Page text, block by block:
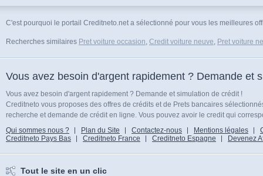
C'est pourquoi le portail Creditneto.net a sélectionné pour vous les meilleures
Recherches similaires Pret voiture occasion, Credit voiture neuve, Pret voiture
Vous avez besoin d'argent rapidement ? Demande et
Vous avez besoin d'argent rapidement ? Demande et simulation de crédit !
Creditneto vous proposes des offres de crédits et de Prets bancaires
recherche et demande de crédit en ligne. Vous pouvez avoir le credit qui
Qui sommes nous ?
Plan du Site Contactez-nous Mentions légales
Creditneto Pays Bas
Creditneto France Creditneto Espagne Devenez
Tout le site en un clic